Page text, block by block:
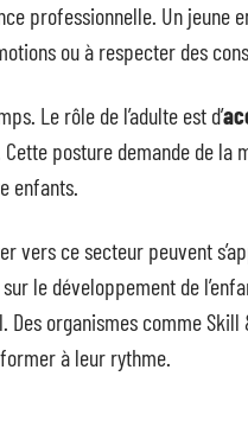
professionnelle. Un jeune
ou à respecter des
Le rôle de l’adulte est d’
Cette posture demande de la
enfants.
vers ce secteur peuvent
le développement de
Des organismes comme
à leur rythme.